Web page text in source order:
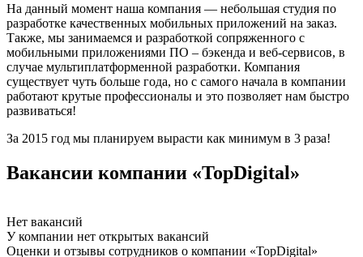
На данный момент наша компания — небольшая студия по
разработке качественных мобильных приложений на заказ.
Также, мы занимаемся и разработкой сопряженного с
мобильными приложениями ПО – бэкенда и веб-сервисов, в
случае мультиплатформенной разработки. Компания
существует чуть больше года, но с самого начала в компании
работают крутые профессионалы и это позволяет нам быстро
развиваться!
За 2015 год мы планируем вырасти как минимум в 3 раза!
Вакансии компании «TopDigital»
Нет вакансий
У компании нет открытых вакансий
Оценки и отзывы сотрудников о компании «TopDigital»